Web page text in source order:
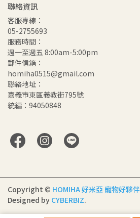
聯絡資訊
客服專線：
05-2755693
服務時間：
週一至週五 8:00am-5:00pm
郵件信箱：
homiha0515@gmail.com
聯絡地址：
嘉義市東區義教街795號
統編：94050848
Copyright © HOMIHA 好米亞 寵物好夥伴
Designed by CYBERBIZ.